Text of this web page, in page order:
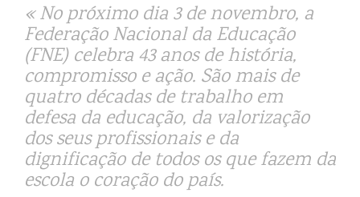
« No próximo dia 3 de novembro, a
Federação Nacional da Educação
(FNE) celebra 43 anos de história,
compromisso e ação. São mais de
quatro décadas de trabalho em
defesa da educação, da valorização
dos seus profissionais e da
dignificação de todos os que fazem da
escola o coração do país.